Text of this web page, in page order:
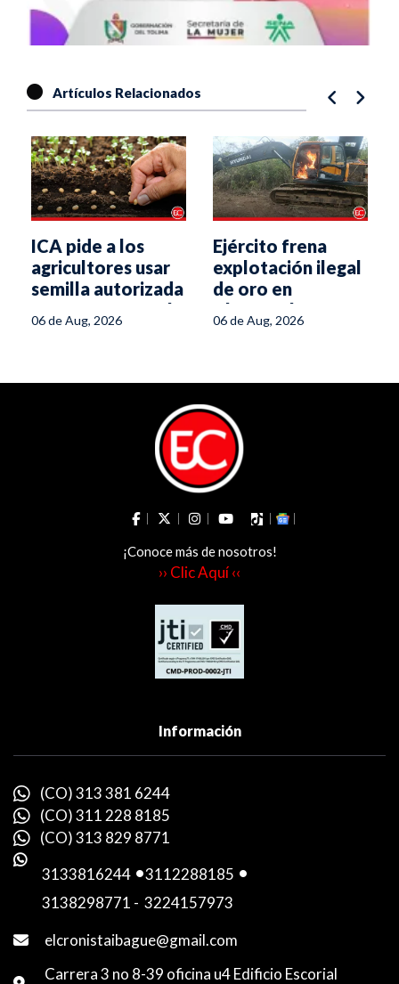
Artículos Relacionados
ICA pide a los
agricultores usar
semilla autorizada
para enfrentar el
fenómeno de El
06 de Aug, 2026
Ejército frena
explotación ilegal
de oro en
Chaparral
06 de Aug, 2026
¡Conoce más de nosotros!
›› Clic Aquí ‹‹
Información
(CO) 313 381 6244
(CO) 311 228 8185
(CO) 313 829 8771
3133816244 -3112288185 -
3138298771 - 3224157973
elcronistaibague@gmail.com
Carrera 3 no 8-39 oficina u4 Edificio Escorial